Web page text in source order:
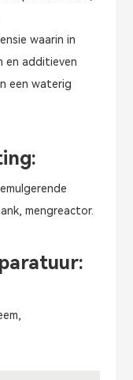
waarin in
en additieven
een waterig
mengreactor.